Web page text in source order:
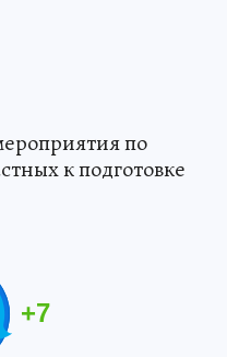
по
к подготовке
+7